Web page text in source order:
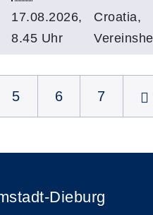
17.08.2026,
8.45 Uhr
Croatia,
5 6 7
Dieburg